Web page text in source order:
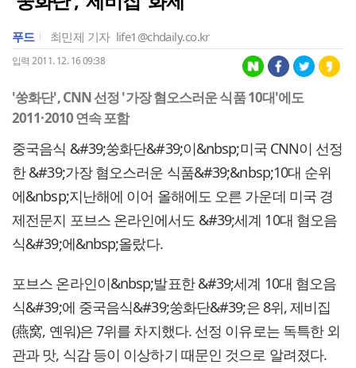
푸드 최민제 기자 life1@chdaily.co.kr
입력 2011. 12. 16 09:38
'쑹화단', CNN 선정 '가장 혐오스러운 식품 10대'에도
2011·2010 연속 포함
중국음식 &#39;쑹화단&#39;이&nbsp;미국 CNN이 선정
한 &#39;가장 혐오스러운 식품&#39;&nbsp;10대 순위
에&nbsp;지난해에 이어 올해에도 오른 가운데 미국 경
제전문지 포브스 온라인에서도 &#39;세계 10대 혐오음
식&#39;에&nbsp;올랐다.
포브스 온라인이&nbsp;발표한 &#39;세계 10대 혐오음
식&#39;에 중국음식&#39;쑹화단&#39;은 8위, 제비집
(燕窝, 옌워)은 7위를 차지했다. 선정 이유로는 독특한 외
관과 맛, 식감 등이 이상하기 때문인 것으로 알려졌다.